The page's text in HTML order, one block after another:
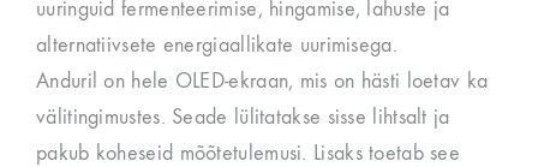
uuringuid fermenteerimise, hingamise, lahuste ja
alternatiivsete energiaallikate uurimisega.
Anduril on hele OLED-ekraan, mis on hästi loetav ka
välitingimustes. Seade lülitatakse sisse lihtsalt ja
pakub koheseid mõõtetulemusi. Lisaks toetab see